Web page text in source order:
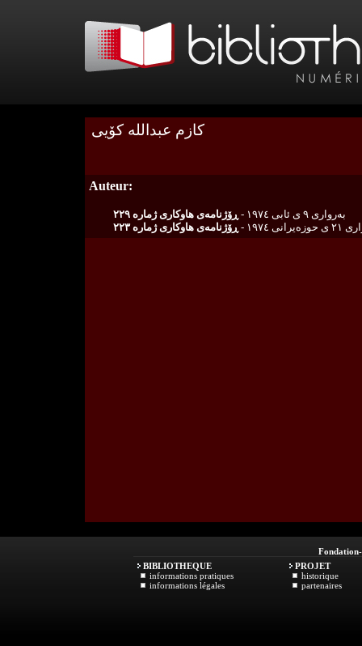
كازم عبدالله‌ كۆیی
Auteur:
به‌رواری ٩ ی ئابی ١٩٧٤ -
ڕۆژنامه‌ی هاوكاری ژمارە ٢٢٩
١٩٧٤ -
ڕۆژنامه‌ی هاوكاری ژمارە ٢٢٣
Fondation
BIBLIOTHEQUE
informations pratiques
informations légales
PROJET
historique
partenaires